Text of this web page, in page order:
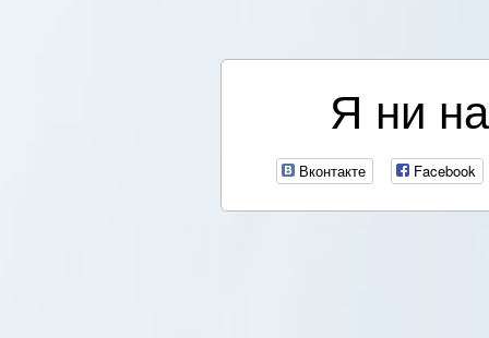
Я ни
Вконтакте Facebook